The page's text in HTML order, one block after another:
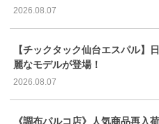
2026.08.07
【チックタック仙台エスパル】
麗なモデルが登場！
2026.08.07
《調布パルコ店》人気商品再入